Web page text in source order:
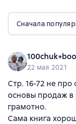
Сначала
22 мая 2021
Стр. 16-72 не
основы продаж в
грамотно.
Сама книга